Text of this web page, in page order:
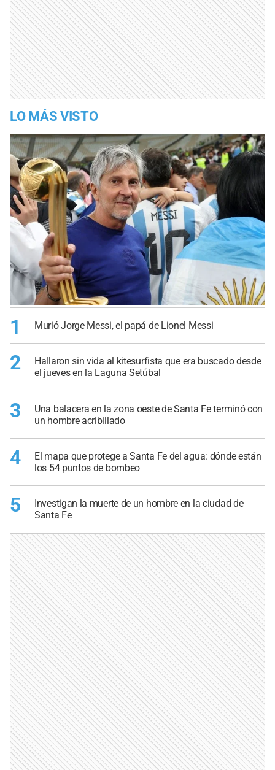
LO MÁS VISTO
1 Murió Jorge Messi, el papá de Lionel Messi
2
Hallaron sin vida al kitesurfista que era buscado desde
el jueves en la Laguna Setúbal
3
Una balacera en la zona oeste de Santa Fe terminó con
un hombre acribillado
4
El mapa que protege a Santa Fe del agua: dónde están
los 54 puntos de bombeo
5
Investigan la muerte de un hombre en la ciudad de
Santa Fe